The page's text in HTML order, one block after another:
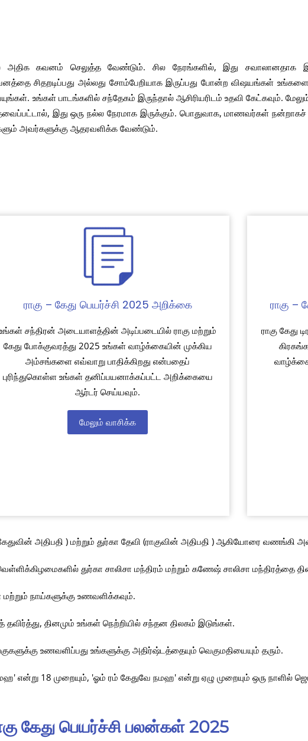
அதிக கவனம் செலுத்த வேண்டும். சில நேரங்களில், இது சவாலானதாக
சிதறடிப்பது அல்லது சோம்பேறியாக இருப்பது போன்ற விஷயங்கள்
உங்கள் பாடங்களில் சந்தேகம் இருந்தால் ஆசிரியரிடம் உதவி கேட்கவும்.
இது ஒரு நல்ல நேரமாக இருக்கும். பொதுவாக, மாணவர்கள்
அவர்களுக்கு ஆதரவளிக்க வேண்டும்.
ராகு – கேது பெயர்ச்சி 2025 அறிக்கை
சந்திரன் அடையாளத்தின் அடிப்படையில் ராகு மற்றும்
கேது போக்குவரத்து 2025 உங்கள் வாழ்க்கையின் முக்கிய
அம்சங்களை எவ்வாறு பாதிக்கிறது என்பதைப்
புரிந்துகொள்ள உங்கள் தனிப்பயனாக்கப்பட்ட அறிக்கையை
ஆர்டர் செய்யவும்.
மேலும் வாசிக்க
ராகு –
ராகு கேது
அதிபதி ) மற்றும் துர்கா தேவி (ராகுவின் அதிபதி ) ஆகியோரை
துர்கா சாலிசா மந்திரம் மற்றும் கணேஷ் சாலிசா மந்திரத்தை
நாய்களுக்கு உணவளிக்கவும்.
தவிர்த்து, தினமும் உங்கள் நெற்றியில் சந்தன திலகம் இடுங்கள்.
உணவளிப்பது உங்களுக்கு அதிர்ஷ்டத்தையும் வெகுமதியையும் தரும்.
என்று 18 முறையும், 'ஓம் ரம் கேதுவே நமஹ' என்று ஏழு முறையும் ஒரு நாளில்
கேது பெயர்ச்சி பலன்கள் 2025